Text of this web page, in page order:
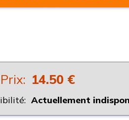
Prix: 14.50 €
Actuellement